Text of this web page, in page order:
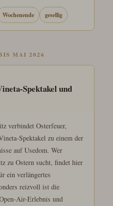
Wochenende gesellig
MAI 2026
Spektakel und
verbindet Osterfeuer,
Spektakel zu einem der
auf Usedom. Wer
zu Ostern sucht, findet hier
ein verlängertes
reizvoll ist die
Air-Erlebnis und